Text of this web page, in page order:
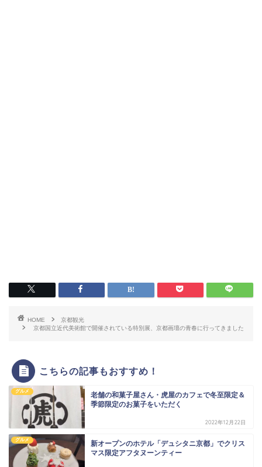
HOME
京都観光
京都国立近代美術館で開催されている特別展、京都画壇の青春に行ってきました
こちらの記事もおすすめ！
グルメ
老舗の和菓子屋さん・虎屋のカフェで冬至限定＆
季節限定のお菓子をいただく
2022年12月22日
グルメ
新オープンのホテル「デュシタニ京都」でクリス
マス限定アフタヌーンティー